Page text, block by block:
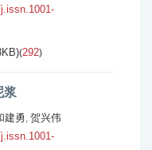
(292)
浆
建勇, 贺兴伟